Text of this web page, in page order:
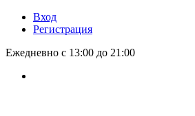
Вход
Регистрация
Ежедневно с 13:00 до 21:00